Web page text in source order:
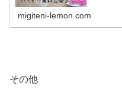
migiteni-lemon.com
その他